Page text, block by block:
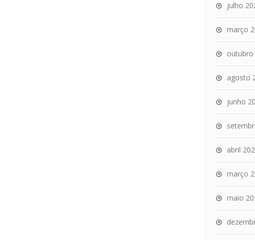
julho
março
outubro
agosto
junho
abril
março
maio